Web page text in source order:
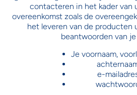
contacteren in het kader van
overeenkomst zoals de
het leveren van de producten
beantwoorden van je
Je voornaam,
e-